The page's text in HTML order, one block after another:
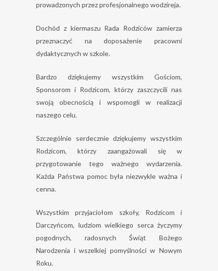
prowadzonych przez profesjonalnego wodzireja.
Dochód z kiermaszu Rada Rodziców zamierza
przeznaczyć na doposażenie pracowni
dydaktycznych w szkole.
Bardzo dziękujemy wszystkim Gościom,
Sponsorom i Rodzicom, którzy zaszczycili nas
swoją obecnością i wspomogli w realizacji
naszego celu.
Szczególnie serdecznie dziękujemy wszystkim
Rodzicom, którzy zaangażowali się w
przygotowanie tego ważnego wydarzenia.
Każda Państwa pomoc była niezwykle ważna i
cenna.
Wszystkim przyjaciołom szkoły, Rodzicom i
Darczyńcom, ludziom wielkiego serca życzymy
pogodnych, radosnych Świąt Bożego
Narodzenia i wszelkiej pomyślności w Nowym
Roku.